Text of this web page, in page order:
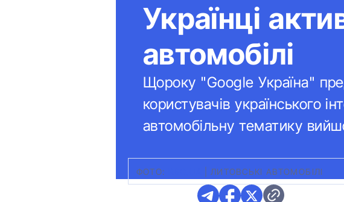
Українці
автомобілі
Щороку "Google Україна"
користувачів українського
автомобільну тематику
ФОТО: ЛИТОВСЬКІ АВТОМОБІЛІ